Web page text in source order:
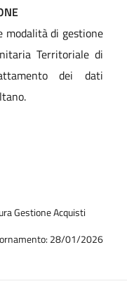
modalità di gestione
Territoriale di
dei dati
Gestione Acquisti
28/01/2026